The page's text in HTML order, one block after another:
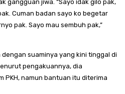
gangguan jiwa. “Sayo idak gilo pak,
Cuman badan sayo ko begetar
pak. Sayo mau sembuh pak,”
suaminya yang kini tinggal di
pengakuannya, dia
PKH, namun bantuan itu diterima